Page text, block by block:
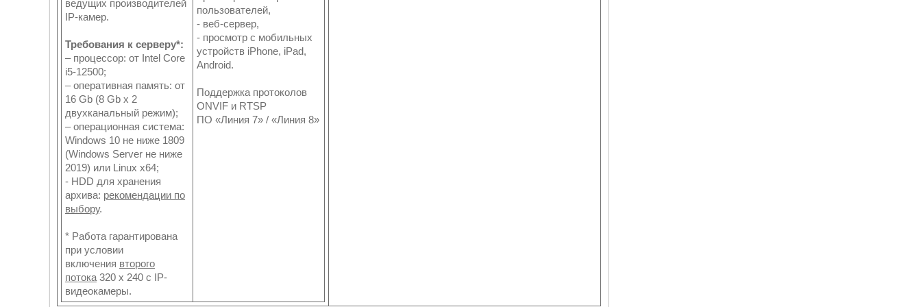
ведущих производителей
IP-камер.
Требования к серверу*:
– процессор: от Intel Core
i5-12500;
– оперативная память: от
16 Gb (8 Gb x 2
двухканальный режим);
– операционная система:
Windows 10 не ниже 1809
(Windows Server не ниже
2019) или Linux x64;
- HDD для хранения
архива: рекомендации по
выбору.
* Работа гарантирована
при условии
включения второго
потока 320 x 240 с IP-
видеокамеры.
пользователей,
- веб-сервер,
- просмотр с мобильных
устройств iPhone, iPad,
Android.
Поддержка протоколов
ONVIF и RTSP
ПО «Линия 7» / «Линия 8»